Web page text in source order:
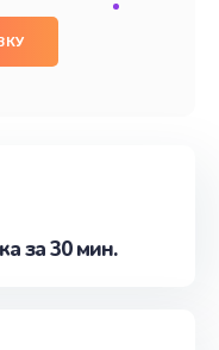
за 30 мин.